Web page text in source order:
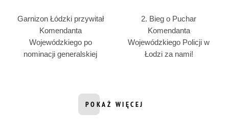
Garnizon Łódzki przywitał
Komendanta
Wojewódzkiego po
nominacji generalskiej
2. Bieg o Puchar
Komendanta
Wojewódzkiego Policji w
Łodzi za nami!
POKAŻ WIĘCEJ
INFORMACJI Z DZIAŁU FILMY